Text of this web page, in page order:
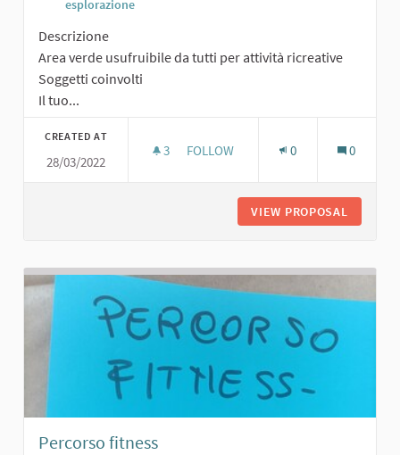
esplorazione
Descrizione
Area verde usufruibile da tutti per attività ricreative
Soggetti coinvolti
Il tuo...
CREATED AT
28/03/2022
3 3 FOLLOWERS
FOLLOW 0 0
VIEW PROPOSAL
Percorso fitness